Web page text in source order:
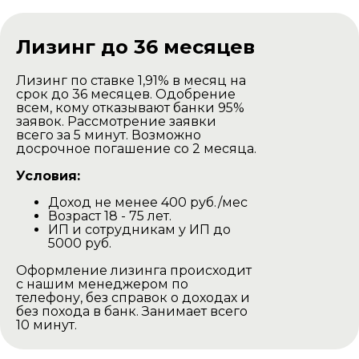
Лизинг до 36 месяцев
Лизинг по ставке 1,91% в месяц на
срок до 36 месяцев. Одобрение
всем, кому отказывают банки 95%
заявок. Рассмотрение заявки
всего за 5 минут. Возможно
досрочное погашение со 2 месяца.
Условия:
Доход не менее 400 руб./мес
Возраст 18 - 75 лет.
ИП и сотрудникам у ИП до
5000 руб.
Оформление лизинга происходит
с нашим менеджером по
телефону, без справок о доходах и
без похода в банк. Занимает всего
10 минут.
сборки
Баня доставляется в разобранном
виде на тентованной газеле.
Наша газель проезжаедет в любом
дачном участке.
Выгрузка производится своими
силами.
Минск и Минская область
Цена доставки -